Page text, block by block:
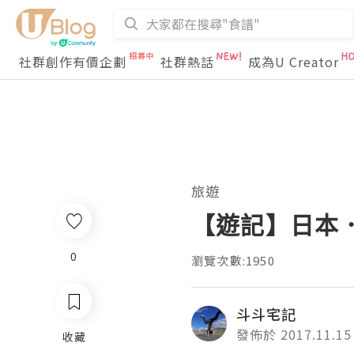
社群創作有價企劃 社群熱話 成為U Creator
0
收藏
旅遊
【遊記】日
瀏覽次數:1950
斗斗宅記
發佈於 2017.11.15